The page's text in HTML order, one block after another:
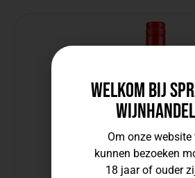
Welkom bij
Wijnhandel
Om onze website
kunnen bezoeken
18 jaar of ouder